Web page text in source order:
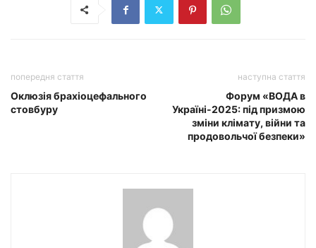
попередня стаття
Оклюзія брахіоцефального
стовбуру
наступна стаття
Форум «ВОДА в
Україні-2025: під призмою
зміни клімату, війни та
продовольчої безпеки»